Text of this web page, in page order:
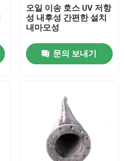
오일 이송 호스 UV 저항
성 내후성 간편한 설치
내마모성
문의 보내기